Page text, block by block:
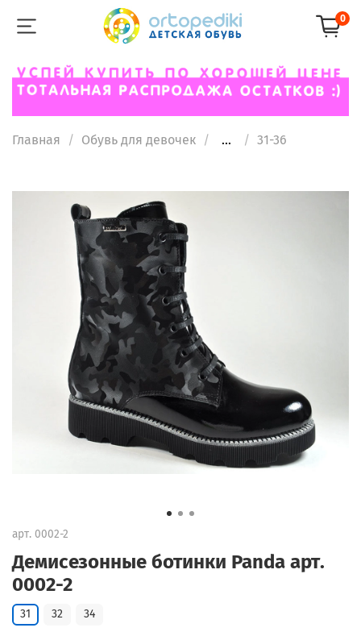
0
Главная Обувь для девочек ... 31-36
арт. 0002-2
Демисезонные ботинки Panda арт.
0002-2
31 32 34